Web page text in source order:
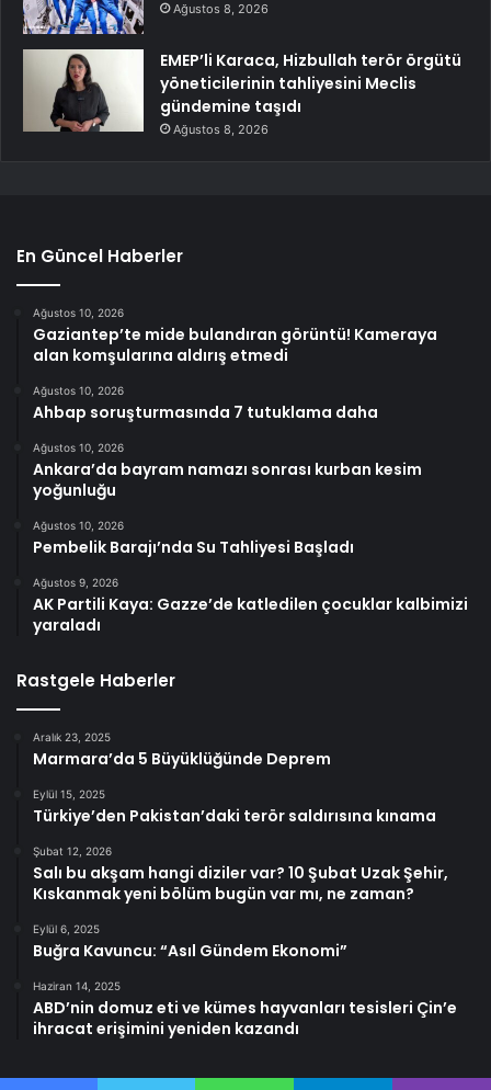
Ağustos 8, 2026
EMEP’li Karaca, Hizbullah terör örgütü
yöneticilerinin tahliyesini Meclis
gündemine taşıdı
Ağustos 8, 2026
En Güncel Haberler
Ağustos 10, 2026
Gaziantep’te mide bulandıran görüntü! Kameraya
alan komşularına aldırış etmedi
Ağustos 10, 2026
Ahbap soruşturmasında 7 tutuklama daha
Ağustos 10, 2026
Ankara’da bayram namazı sonrası kurban kesim
yoğunluğu
Ağustos 10, 2026
Pembelik Barajı’nda Su Tahliyesi Başladı
Ağustos 9, 2026
AK Partili Kaya: Gazze’de katledilen çocuklar kalbimizi
yaraladı
Rastgele Haberler
Aralık 23, 2025
Marmara’da 5 Büyüklüğünde Deprem
Eylül 15, 2025
Türkiye’den Pakistan’daki terör saldırısına kınama
Şubat 12, 2026
Salı bu akşam hangi diziler var? 10 Şubat Uzak Şehir,
Kıskanmak yeni bölüm bugün var mı, ne zaman?
Eylül 6, 2025
Buğra Kavuncu: “Asıl Gündem Ekonomi”
Haziran 14, 2025
ABD’nin domuz eti ve kümes hayvanları tesisleri Çin’e
ihracat erişimini yeniden kazandı